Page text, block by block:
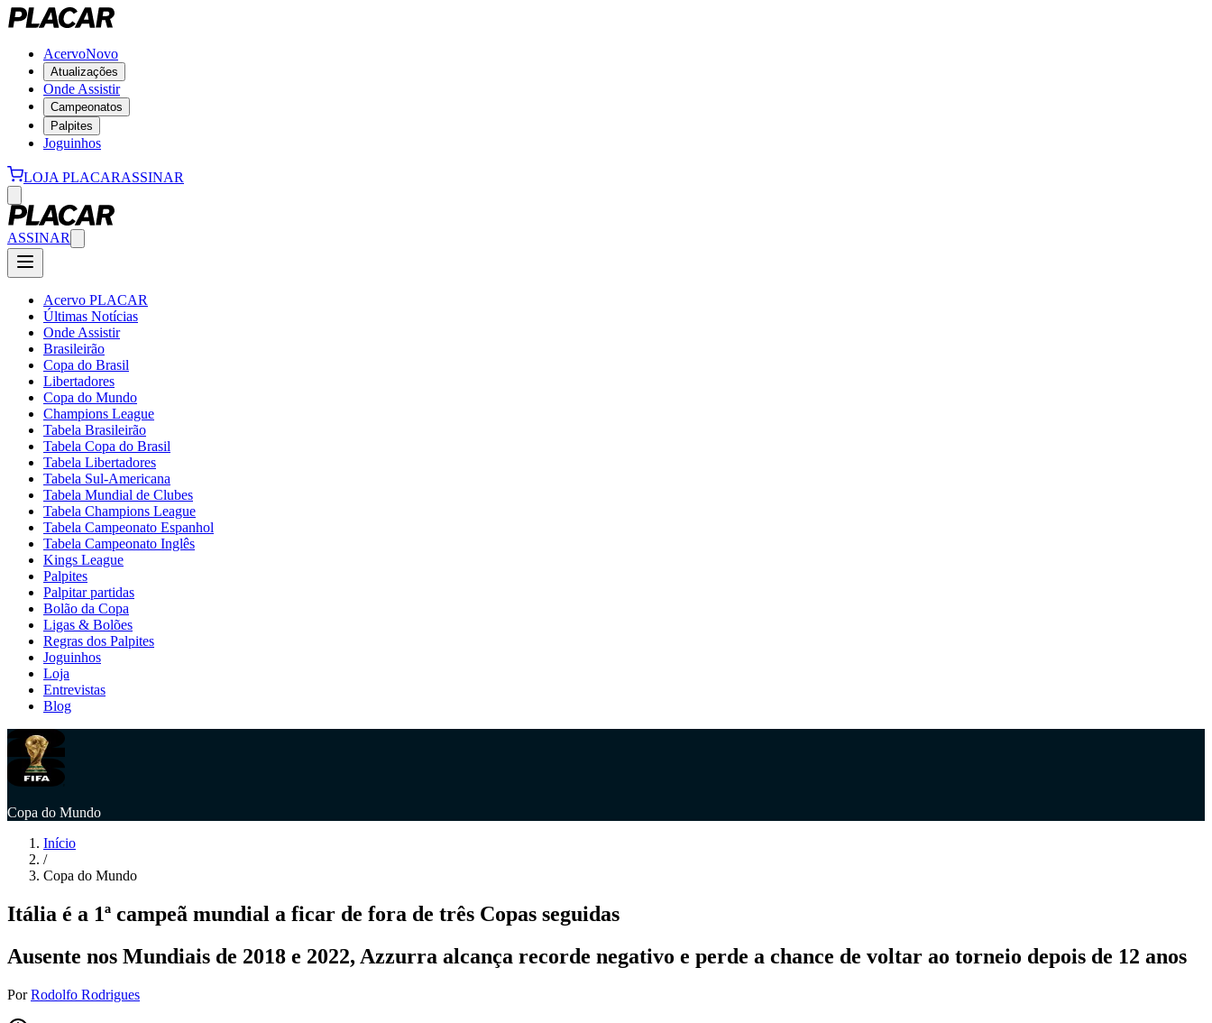
AcervoNovo
Atualizações
Onde Assistir
Campeonatos
Palpites
Joguinhos
LOJA PLACARASSINAR
ASSINAR
Acervo PLACAR
Últimas Notícias
Onde Assistir
Brasileirão
Copa do Brasil
Libertadores
Copa do Mundo
Champions League
Tabela Brasileirão
Tabela Copa do Brasil
Tabela Libertadores
Tabela Sul-Americana
Tabela Mundial de Clubes
Tabela Champions League
Tabela Campeonato Espanhol
Tabela Campeonato Inglês
Kings League
Palpites
Palpitar partidas
Bolão da Copa
Ligas & Bolões
Regras dos Palpites
Joguinhos
Loja
Entrevistas
Blog
Copa do Mundo
Início
/
Copa do Mundo
Itália é a 1ª campeã mundial a ficar de fora de três Copas seguidas
Ausente nos Mundiais de 2018 e 2022, Azzurra alcança recorde negativo e perde a chance de voltar ao torneio depois de 12 anos
Por Rodolfo Rodrigues